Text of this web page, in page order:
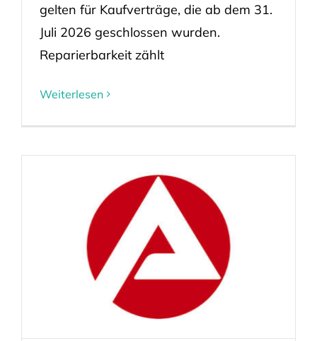
gelten für Kaufverträge, die ab dem 31.
Juli 2026 geschlossen wurden.
Reparierbarkeit zählt
Weiterlesen